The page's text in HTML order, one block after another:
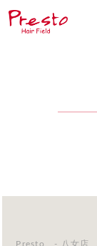
Presto - 八女店